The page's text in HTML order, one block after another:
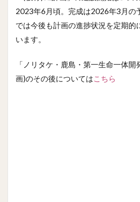
2023年6月頃。完成は2026年3月の
では今後も計画の進捗状況を定期的
います。
「ノリタケ・鹿島・第一生命一体開
画)のその後についてはこちら